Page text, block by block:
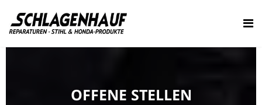
OFFENE STELLEN